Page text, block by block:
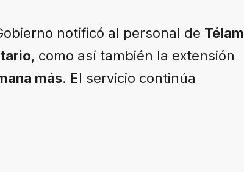
notificó al personal de Télam
, como así también la extensión
más. El servicio continúa